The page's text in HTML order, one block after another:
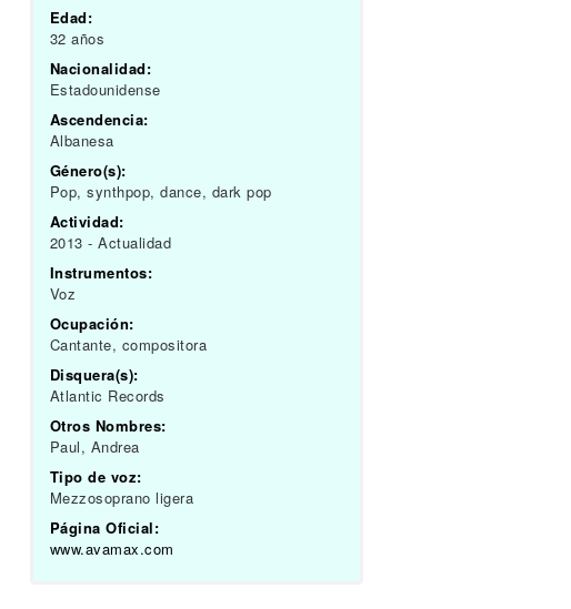
Edad:
32 años
Nacionalidad:
Estadounidense
Ascendencia:
Albanesa
Género(s):
Pop, synthpop, dance, dark pop
Actividad:
2013 - Actualidad
Instrumentos:
Voz
Ocupación:
Cantante, compositora
Disquera(s):
Atlantic Records
Otros Nombres:
Paul, Andrea
Tipo de voz:
Mezzosoprano ligera
Página Oficial:
www.avamax.com